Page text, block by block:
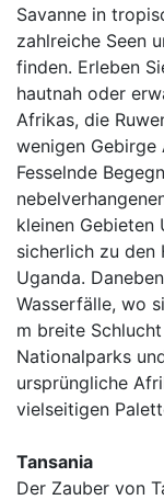
Savanne in
zahlreiche Seen
finden. Erleben
hautnah oder
Afrikas, die
wenigen Gebirge
Fesselnde
kleinen Gebieten
sicherlich zu den
Uganda.
Wasserfälle, wo
m breite
Nationalparks
ursprüngliche
vielseitigen
Tansania
Der Zauber von